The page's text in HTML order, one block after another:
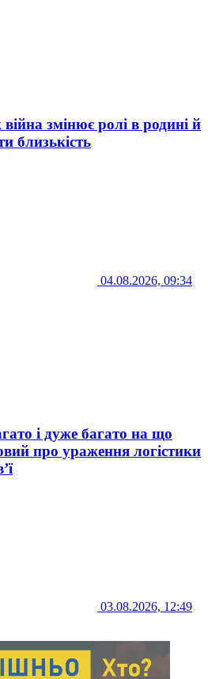
війна змінює ролі в родині й
близькість
04.08.2026, 09:34
і дуже багато на що
про ураження логістики
03.08.2026, 12:49